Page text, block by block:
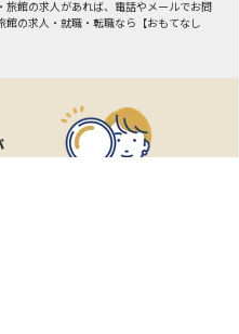
旅館の求人があれば、電話やメールでお問
館の求人・就職・転職なら【おもてなし